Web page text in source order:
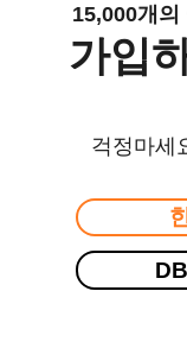
15,000개의
가입
걱정마세